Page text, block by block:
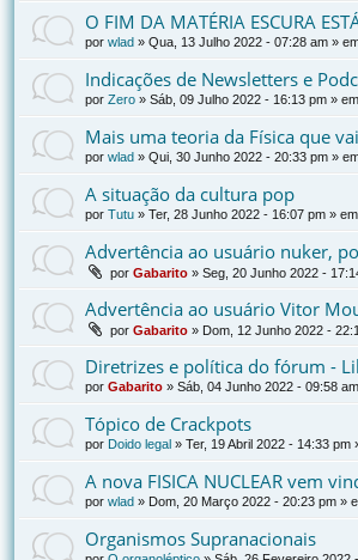
O FIM DA MATÉRIA ESCURA
por wlad » Qua, 13 Julho 2022 - 07:28 am »
Indicações de Newsletters e
por Zero » Sáb, 09 Julho 2022 - 16:13 pm » em
Mais uma teoria da Física que
por wlad » Qui, 30 Junho 2022 - 20:33 pm »
A situação da cultura pop
por Tutu » Ter, 28 Junho 2022 - 16:07 pm » em
Advertência ao usuário nuker,
por Gabarito » Seg, 20 Junho 2022 -
Advertência ao usuário Vitor
por Gabarito » Dom, 12 Junho 2022 -
Diretrizes e política do fórum -
por Gabarito » Sáb, 04 Junho 2022 - 09:58 am
Tópico de Crackpots
por Doido legal » Ter, 19 Abril 2022 - 14:33 pm
A nova FISICA NUCLEAR vem
por wlad » Dom, 20 Março 2022 - 20:23 pm »
Organismos Supranacionais